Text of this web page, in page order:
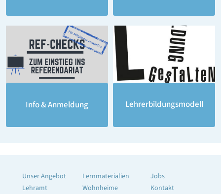
Info & Anmeldung Lehrerbildungsmodell
Unser Angebot
Lehramt
Lernmaterialien
Wohnheime
Jobs
Kontakt